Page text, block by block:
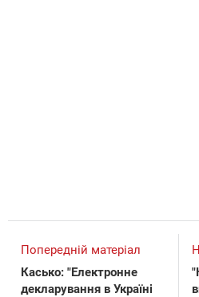
Попередній матеріал
Касько: "Електронне
декларування в Україні